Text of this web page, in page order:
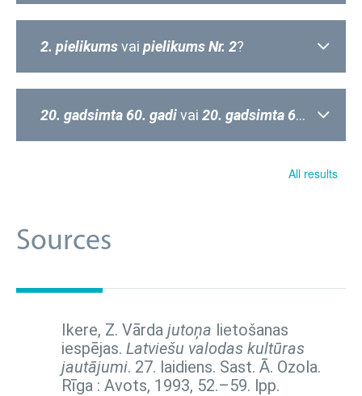
2. pielikumsvai pielikums Nr. 2?
20. gadsimta 60. gadivai 20. gadsimta 60-tie gadi
All results
Sources
Ikere, Z. Vārda jutoņa lietošanas
iespējas. Latviešu valodas kultūras
jautājumi. 27. laidiens. Sast. Ā. Ozola.
Rīga : Avots, 1993, 52.–59. lpp.